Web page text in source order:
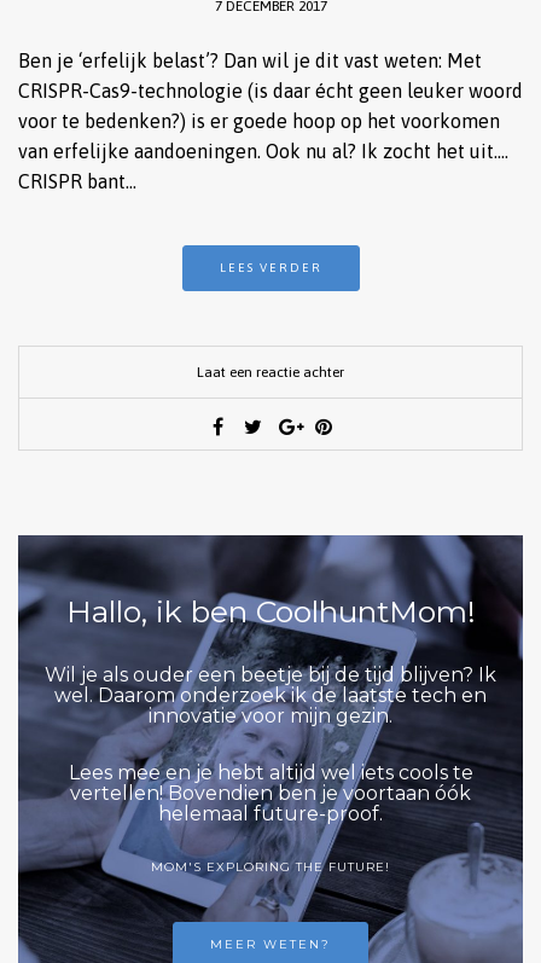
7 DECEMBER 2017
Ben je ‘erfelijk belast’? Dan wil je dit vast weten: Met
CRISPR-Cas9-technologie (is daar écht geen leuker woord
voor te bedenken?) is er goede hoop op het voorkomen
van erfelijke aandoeningen. Ook nu al? Ik zocht het uit….
CRISPR bant…
LEES VERDER
Laat een reactie achter
Hallo, ik ben CoolhuntMom!
Wil je als ouder een beetje bij de tijd blijven? Ik
wel. Daarom onderzoek ik de laatste tech en
innovatie voor mijn gezin.
Lees mee en je hebt altijd wel iets cools te
vertellen! Bovendien ben je voortaan óók
helemaal future-proof.
MOM'S EXPLORING THE FUTURE!
MEER WETEN?